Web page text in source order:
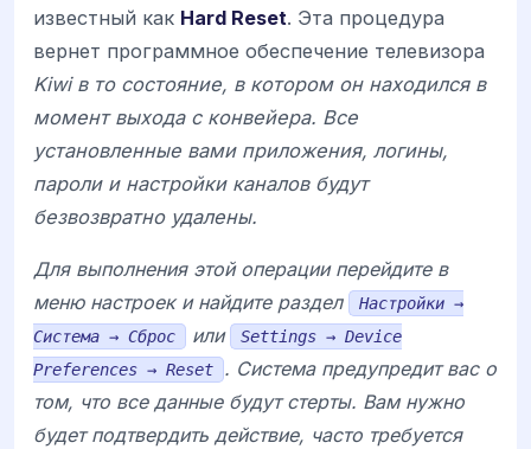
известный как Hard Reset. Эта процедура
вернет программное обеспечение телевизора
Kiwi в то состояние, в котором он находился в
момент выхода с конвейера. Все
установленные вами приложения, логины,
пароли и настройки каналов будут
безвозвратно удалены.
Для выполнения этой операции перейдите в
меню настроек и найдите раздел
Настройки →
Система → Сброс
или
Settings → Device
Preferences → Reset
. Система предупредит вас о
том, что все данные будут стерты. Вам нужно
будет подтвердить действие, часто требуется